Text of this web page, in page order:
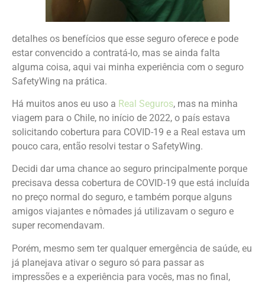
detalhes os benefícios que esse seguro oferece e pode
estar convencido a contratá-lo, mas se ainda falta
alguma coisa, aqui vai minha experiência com o seguro
SafetyWing na prática.
Há muitos anos eu uso a Real Seguros, mas na minha
viagem para o Chile, no início de 2022, o país estava
solicitando cobertura para COVID-19 e a Real estava um
pouco cara, então resolvi testar o SafetyWing.
Decidi dar uma chance ao seguro principalmente porque
precisava dessa cobertura de COVID-19 que está incluída
no preço normal do seguro, e também porque alguns
amigos viajantes e nômades já utilizavam o seguro e
super recomendavam.
Porém, mesmo sem ter qualquer emergência de saúde, eu
já planejava ativar o seguro só para passar as
impressões e a experiência para vocês, mas no final,